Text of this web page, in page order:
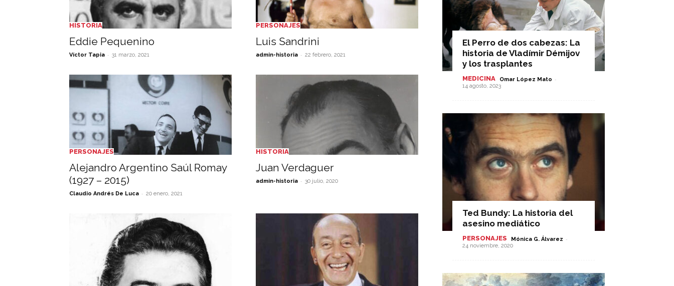
Hoy
HISTORIA
Eddie Pequenino
Víctor Tapia - 31 marzo, 2021
PERSONAJES
Luis Sandrini
admin-historia - 22 febrero, 2021
PERSONAJES
Alejandro Argentino Saúl Romay
(1927 – 2015)
Claudio Andrés De Luca - 20 enero, 2021
HISTORIA
Juan Verdaguer
admin-historia - 30 julio, 2020
El Perro de dos cabezas: La
historia de Vladímir Démijov
y los trasplantes
MEDICINA Omar López Mato -
14 agosto, 2023
Ted Bundy: La historia del
asesino mediático
PERSONAJES Mónica G. Álvarez -
24 noviembre, 2020